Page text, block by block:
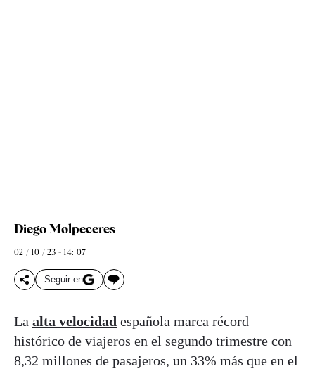
Diego Molpeceres
02 / 10 / 23 - 14: 07
Seguir en
La alta velocidad española marca récord
histórico de viajeros en el segundo trimestre con
8,32 millones de pasajeros, un 33% más que en el